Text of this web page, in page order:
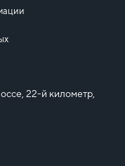
22-й километр,